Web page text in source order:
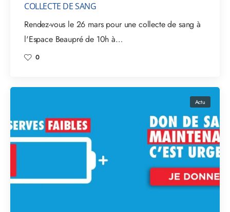
COLLECTE DE SANG
Rendez-vous le 26 mars pour une collecte de sang à
l'Espace Beaupré de 10h à…
0
Actu